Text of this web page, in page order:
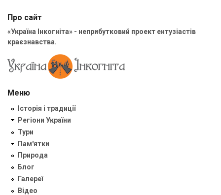
Про сайт
«Україна Інкогніта» - неприбутковий проект ентузіастів
краєзнавства.
Меню
Історія і традиції
Регіони України
Тури
Пам'ятки
Природа
Блог
Галереї
Відео